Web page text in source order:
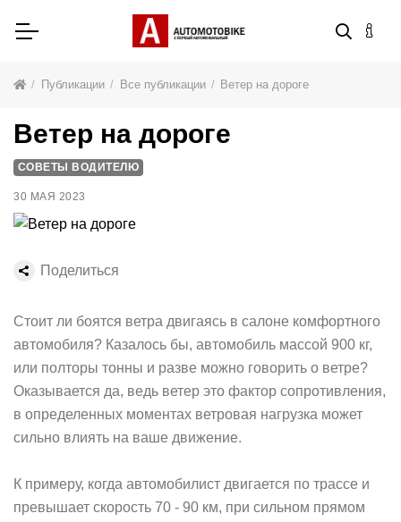
Публикации Все публикации Ветер на дороге
Стоит ли боятся ветра двигаясь в салоне комфортного
автомобиля? Казалось бы, автомобиль массой 900 кг,
или полторы тонны и разве можно говорить о ветре?
Оказывается да, ведь ветер это фактор сопротивления,
в определенных моментах ветровая нагрузка может
сильно влиять на ваше движение.
К примеру, когда автомобилист двигается по трассе и
превышает скорость 70 - 90 км, при сильном прямом
Ветер на дороге
СОВЕТЫ ВОДИТЕЛЮ
30 МАЯ 2023
Поделиться